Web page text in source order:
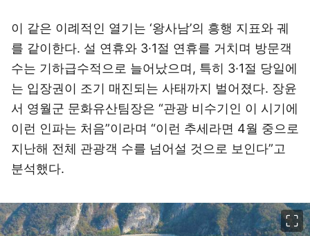
이 같은 이례적인 열기는 ‘왕사남’의 흥행 지표와 궤
를 같이한다. 설 연휴와 3·1절 연휴를 거치며 방문객
수는 기하급수적으로 늘어났으며, 특히 3·1절 당일에
는 입장권이 조기 매진되는 사태까지 벌어졌다. 장윤
서 영월군 문화유산팀장은 “관광 비수기인 이 시기에
이런 인파는 처음”이라며 “이런 추세라면 4월 중으로
지난해 전체 관광객 수를 넘어설 것으로 보인다”고
분석했다.